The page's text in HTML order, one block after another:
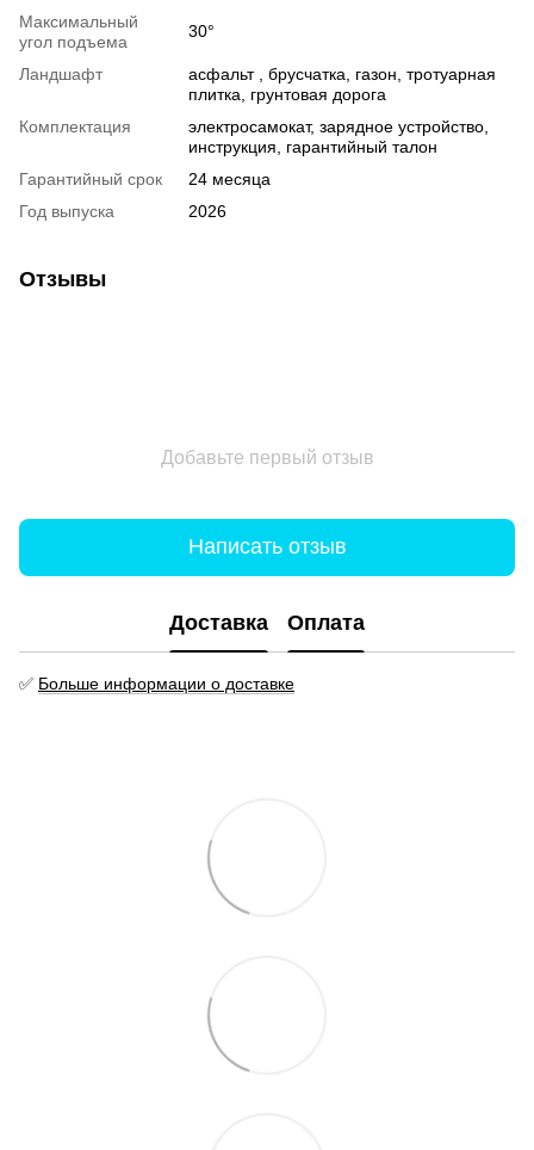
Максимальный
угол подъема
30°
Ландшафт
асфальт , брусчатка, газон, тротуарная
плитка, грунтовая дорога
Комплектация
электросамокат, зарядное устройство,
инструкция, гарантийный талон
Гарантийный срок
24 месяца
Год выпуска
2026
Отзывы
Добавьте первый отзыв
Написать отзыв
Доставка Оплата
✅ Больше информации о доставке